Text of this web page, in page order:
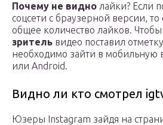
Почему не видно лайки? Если
соцсети с браузерной версии,
общее количество лайков. Чтобы
зритель видео поставил
необходимо зайти в мобильную
или Android.
Видно ли кто смотрел
Юзеры Instagram зайдя на